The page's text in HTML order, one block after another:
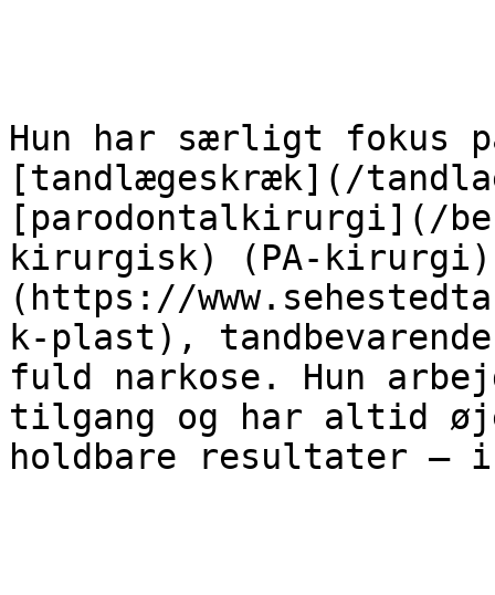
Hun har særligt fokus
[tandlægeskræk](/
[parodontalkirurgi](/
kirurgisk) (PA-
(https://
k-plast),
fuld narkose. Hun
tilgang og har altid
holdbare resultater –